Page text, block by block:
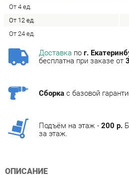
От 24 ед.
с базовой гарантией
Подъём на этаж -200 р.
ОПИСАНИЕ